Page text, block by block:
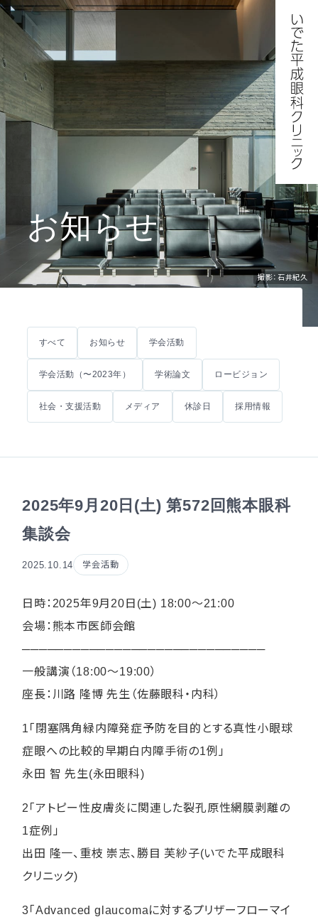
お知らせ
撮影：石井紀久
すべて お知らせ 学会活動
学会活動（〜2023年） 学術論文 ロービジョン
社会・支援活動 メディア 休診日 採用情報
2025年9月20日(土) 第572回熊本眼科
集談会
2025.10.14 学会活動
日時：2025年9月20日(土) 18:00〜21:00
会場：熊本市医師会館
─────────────────────────────
一般講演（18:00〜19:00）
座長：川路 隆博 先生（佐藤眼科・内科）
1「閉塞隅角緑内障発症予防を目的とする真性小眼球
症眼への比較的早期白内障手術の1例」
永田 智 先生(永田眼科)
2「アトピー性皮膚炎に関連した裂孔原性網膜剥離の
1症例」
出田 隆一、重枝 崇志、勝目 芙紗子(いでた平成眼科
クリニック)
3「Advanced glaucomaに対するプリザーフローマイ